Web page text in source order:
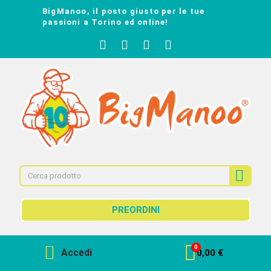
BigManoo, il posto giusto per le tue
passioni a Torino ed online!
PREORDINI
Accedi 0,00 €